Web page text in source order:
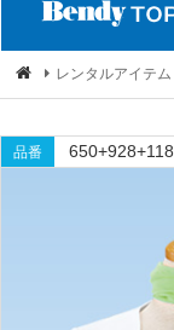
レンタルアイテム
品番 650+928+118